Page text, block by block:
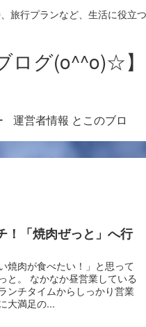
行プランなど、生活に役立
ログ(o^^o)☆】
運営者情報 とこのブロ
グについて
！「焼肉ぜっと」へ行
焼肉が食べたい！」と思って
と。 なかなか昼営業している
ンチタイムからしっかり営業
大満足の...